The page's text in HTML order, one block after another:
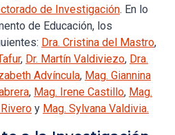
de Investigación. En lo
de Educación, los
Dra. Cristina del Mastro,
, Dr. Martín Valdiviezo, Dra.
Advíncula, Mag. Giannina
, Mag. Irene Castillo, Mag.
y Mag. Sylvana Valdivia.